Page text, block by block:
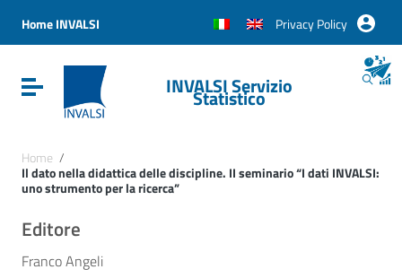
Vai al menu di navigazione
Vai al footer
Home INVALSI Privacy Policy
Attiva / disattiva la navigazioneINVALSI Servizio
Statistico
Home /
Il dato nella didattica delle discipline. II seminario “I dati INVALSI:
uno strumento per la ricerca”
Editore
Franco Angeli